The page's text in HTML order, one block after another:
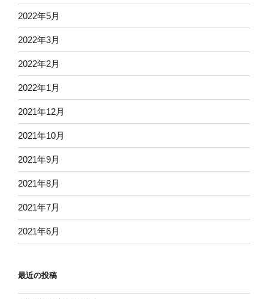
2022年5月
2022年3月
2022年2月
2022年1月
2021年12月
2021年10月
2021年9月
2021年8月
2021年7月
2021年6月
最近の投稿